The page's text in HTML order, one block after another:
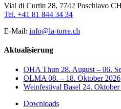
Vial di Curtin 28, 7742 Poschiavo CH
Tel. +41 81 844 34 34
E-Mail: info@la-torre.ch
Aktualisierung
OHA Thun 28. August – 06.
OLMA 08. – 18. Oktober 2026
Weinfestival Basel 24.
Downloads